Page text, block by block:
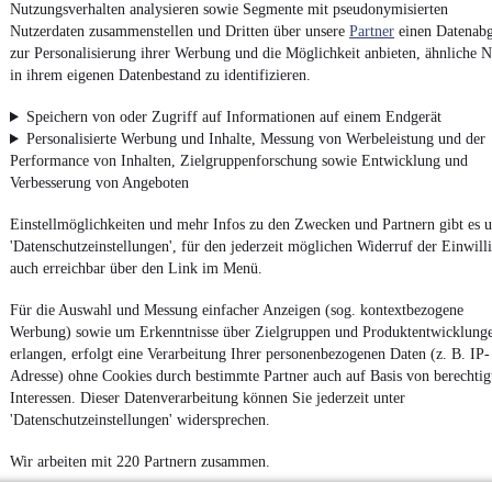
Nutzungsverhalten analysieren sowie Segmente mit pseudonymisierten
Nutzerdaten zusammenstellen und Dritten über unsere Partner einen
zur Personalisierung ihrer Werbung und die Möglichkeit anbieten, ähnliche
in ihrem eigenen Datenbestand zu identifizieren.
Speichern von oder Zugriff auf Informationen auf einem Endgerät
Personalisierte Werbung und Inhalte, Messung von Werbeleistung und der
Performance von Inhalten, Zielgruppenforschung sowie Entwicklung und
Verbesserung von Angeboten
Einstellmöglichkeiten und mehr Infos zu den Zwecken und Partnern gibt es
'Datenschutzeinstellungen', für den jederzeit möglichen Widerruf der
auch erreichbar über den Link im Menü.
Für die Auswahl und Messung einfacher Anzeigen (sog. kontextbezogene
Werbung) sowie um Erkenntnisse über Zielgruppen und
erlangen, erfolgt eine Verarbeitung Ihrer personenbezogenen Daten (z. B. IP-
Adresse) ohne Cookies durch bestimmte Partner auch auf Basis von
Interessen. Dieser Datenverarbeitung können Sie jederzeit unter
'Datenschutzeinstellungen' widersprechen.
Wir arbeiten mit 220 Partnern zusammen.
Powered by
AutosundMotorräder